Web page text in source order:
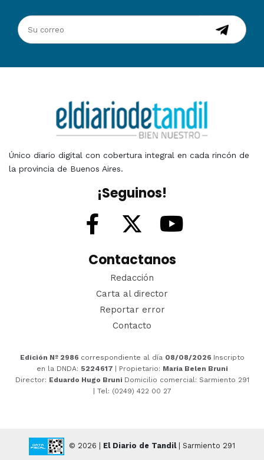
Único diario digital con cobertura integral en cada rincón de
la provincia de Buenos Aires.
¡Seguinos!
Contactanos
Redacción
Carta al director
Reportar error
Contacto
Edición Nº 2986 correspondiente al día 08/08/2026 Inscripto
en la DNDA: 5224617 | Propietario: María Belen Bruni
Director: Eduardo Hugo Bruni Domicilio comercial: Sarmiento 291
| Tel: (0249) 422 00 27
© 2026 | El Diario de Tandil| Sarmiento 291